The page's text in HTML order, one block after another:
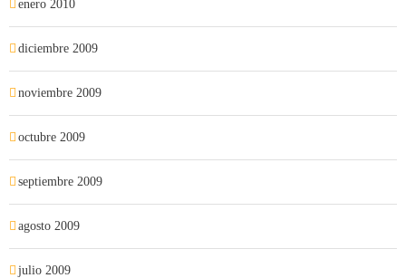
enero 2010
diciembre 2009
noviembre 2009
octubre 2009
septiembre 2009
agosto 2009
julio 2009